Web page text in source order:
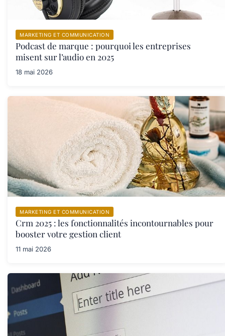
MARKETING ET COMMUNICATION
Podcast de marque : pourquoi les entreprises
misent sur l’audio en 2025
18 mai 2026
MARKETING ET COMMUNICATION
Crm 2025 : les fonctionnalités incontournables pour
booster votre gestion client
11 mai 2026